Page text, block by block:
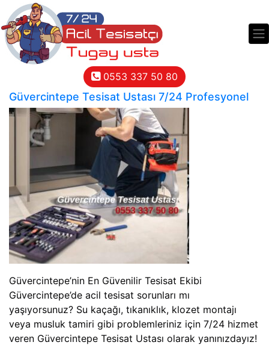
0553 337 50 80
Genel
Güvercintepe Tesisat Ustası 7/24 Profesyonel
Güvercintepe’nin En Güvenilir Tesisat Ekibi
Güvercintepe’de acil tesisat sorunları mı
yaşıyorsunuz? Su kaçağı, tıkanıklık, klozet montajı
veya musluk tamiri gibi problemleriniz için 7/24 hizmet
veren Güvercintepe Tesisat Ustası olarak yanınızdayız!